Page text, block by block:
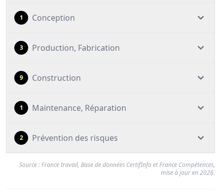
1 Conception
3 Production, Fabrication
9 Construction
1 Maintenance, Réparation
2 Prévention des risques
Source : France travail, Base de données CertifInfo et France Compétences,
mise à jour en 2026.